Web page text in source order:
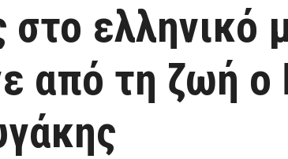
στο ελληνικό
από τη ζωή